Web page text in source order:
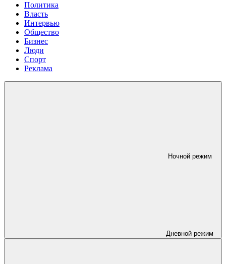
Политика
Власть
Интервью
Общество
Бизнес
Люди
Спорт
Реклама
Ночной режим
Дневной режим